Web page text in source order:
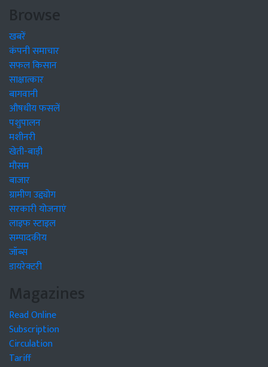
Browse
खबरें
कंपनी समाचार
सफल किसान
साक्षात्कार
बागवानी
औषधीय फसलें
पशुपालन
मशीनरी
खेती-बाड़ी
मौसम
बाजार
ग्रामीण उद्द्योग
सरकारी योजनाएं
लाइफ स्टाइल
सम्पादकीय
जॉब्स
डायरेक्टरी
Magazines
Read Online
Subscription
Circulation
Tariff